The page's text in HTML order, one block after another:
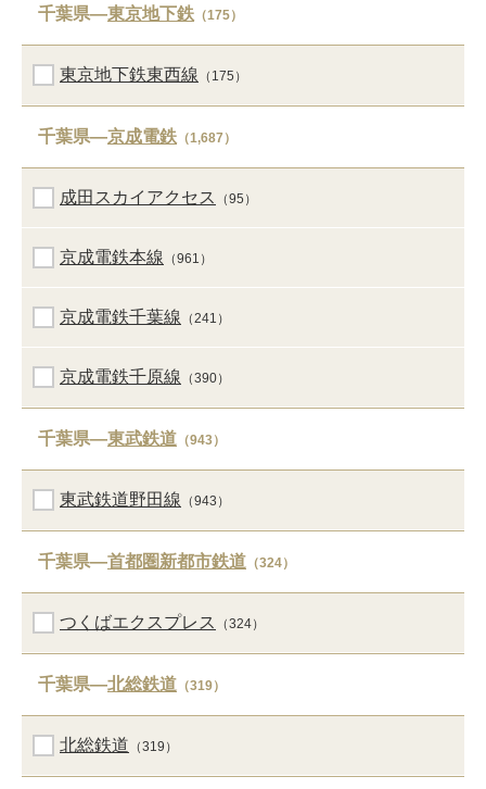
千葉県―東京地下鉄 （175）
東京地下鉄東西線 （175）
千葉県―京成電鉄 （1,687）
成田スカイアクセス （95）
京成電鉄本線 （961）
京成電鉄千葉線 （241）
京成電鉄千原線 （390）
千葉県―東武鉄道 （943）
東武鉄道野田線 （943）
千葉県―首都圏新都市鉄道 （324）
つくばエクスプレス （324）
千葉県―北総鉄道 （319）
北総鉄道 （319）